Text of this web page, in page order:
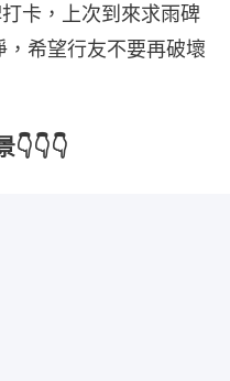
卡，上次到來求雨碑
希望行友不要再破壞